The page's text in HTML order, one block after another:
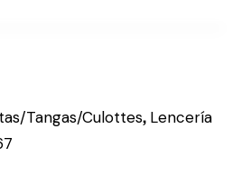
Tangas/Culottes, Lencería